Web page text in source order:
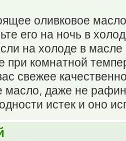
оливковое
его на ночь в
на холоде в
при комнатной
свежее
масло, даже не
истек и оно